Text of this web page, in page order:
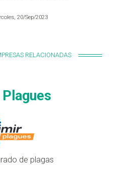
20/Sep/2023
RELACIONADAS
de plagas